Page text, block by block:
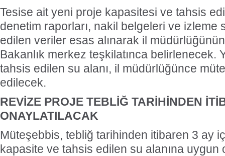
Tesise ait yeni proje kapasitesi ve tahsis
denetim raporları, nakil belgeleri ve izleme
edilen veriler esas alınarak il
Bakanlık merkez teşkilatınca belirlenecek.
tahsis edilen su alanı, il müdürlüğünce
edilecek.
REVİZE PROJE TEBLİĞ TARİHİNDEN
ONAYLATILACAK
Müteşebbis, tebliğ tarihinden itibaren 3 ay
kapasite ve tahsis edilen su alanına uygun